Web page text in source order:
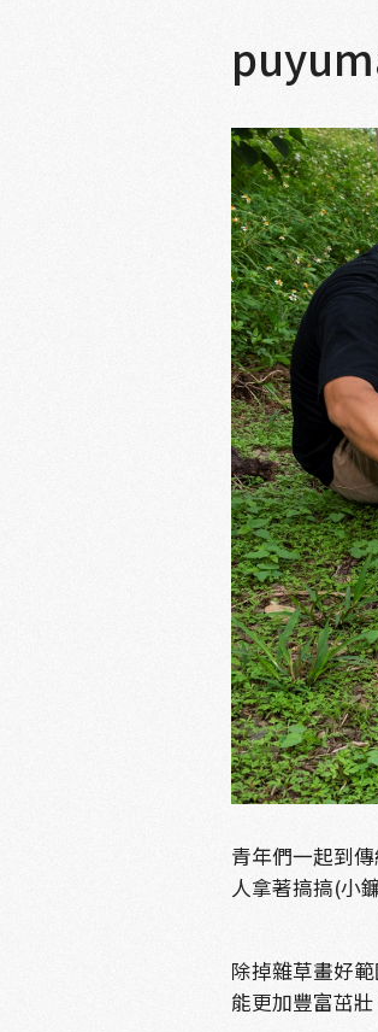
青年們一起到
人拿著搞搞(小
除掉雜草畫好
能更加豐富茁